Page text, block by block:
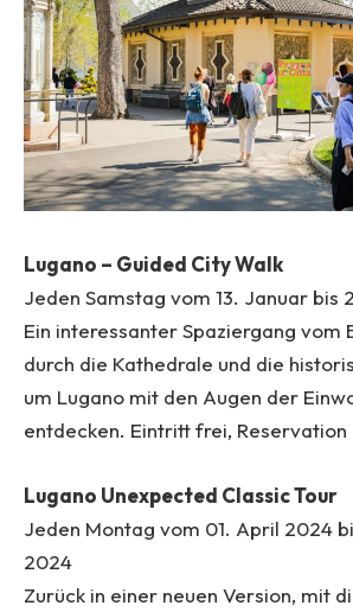
Lugano – Guided City Walk
Jeden Samstag vom 13. Januar bis
Ein interessanter Spaziergang vom
durch die Kathedrale und die
um Lugano mit den Augen der
entdecken. Eintritt frei,
Lugano Unexpected Classic Tour
Jeden Montag vom 01. April 2024
2024
Zurück in einer neuen Version, mit